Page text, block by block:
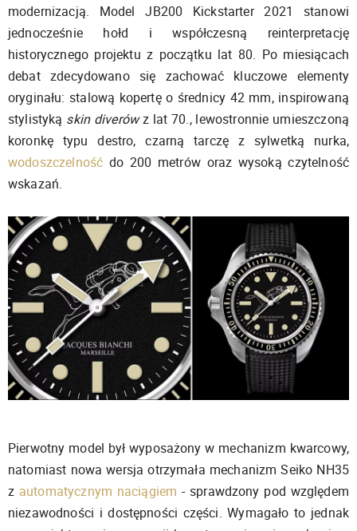
modernizacją. Model JB200 Kickstarter 2021 stanowi
jednocześnie hołd i współczesną reinterpretację
historycznego projektu z początku lat 80. Po miesiącach
debat zdecydowano się zachować kluczowe elementy
oryginału: stalową kopertę o średnicy 42 mm, inspirowaną
stylistyką skin diverówz lat 70., lewostronnie umieszczoną
koronkę typu destro, czarną tarczę z sylwetką nurka,
wodoszczelność do 200 metrów oraz wysoką czytelność
wskazań.
Pierwotny model był wyposażony w mechanizm kwarcowy,
natomiast nowa wersja otrzymała mechanizm Seiko NH35
z automatycznym naciągiem - sprawdzony pod względem
niezawodności i dostępności części. Wymagało to jednak